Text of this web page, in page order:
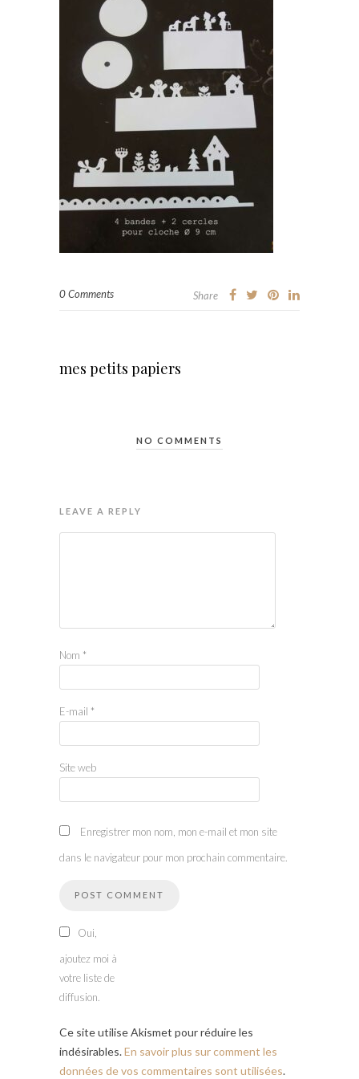
0 Comments Share
mes petits papiers
NO COMMENTS
LEAVE A REPLY
Nom *
E-mail *
Site web
Enregistrer mon nom, mon e-mail et mon site
dans le navigateur pour mon prochain commentaire.
Oui,
ajoutez moi à
votre liste de
diffusion.
Ce site utilise Akismet pour réduire les
indésirables.En savoir plus sur comment les
données de vos commentaires sont utilisées.